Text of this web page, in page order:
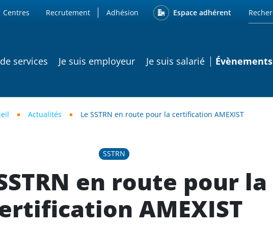
Centres Recrutement Adhésion Espace adhérent
services Je suis employeur Je suis salarié Évènements
Actualités Le SSTRN en route pour la certification AMEXIST
SSTRN
en route pour la
AMEXIST